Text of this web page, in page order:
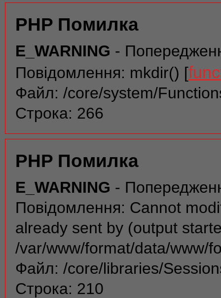
PHP Помилка
E_WARNING -
Повідомлення: mkdir() [
Файл: /core/system/
Строка: 266
PHP Помилка
E_WARNING -
Повідомлення: Cannot
already sent by (output
/var/www/format/data/www/
Файл: /core/libraries/
Строка: 210